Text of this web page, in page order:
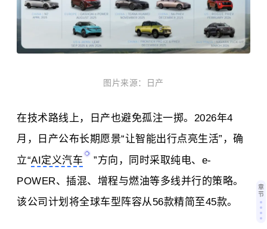
图片来源：日产
在技术路线上，日产也避免孤注一掷。2026年4
月，日产公布长期愿景“让智能出行点亮生活”，确
立“AI定义汽车
”方向，同时采取纯电、e-
POWER、插混、增程与燃油等多线并行的策略。
该公司计划将全球车型阵容从56款精简至45款。
章
节